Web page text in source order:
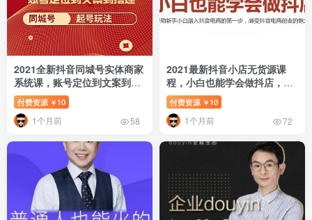
2021全新抖音同城号实体商家
系统课，账号定位到文案到搭
建 同城号起号玩法
付费资源 ￥ 10
1个月前 58
2021最新抖音小店无货源课
程，小白也能学会做抖店，轻
松月入过万
付费资源 ￥ 10
1个月前 72